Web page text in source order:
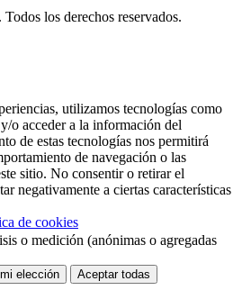
los derechos reservados.
utilizamos tecnologías como
o acceder a la información del
de estas tecnologías nos permitirá
de navegación o las
sitio. No consentir o retirar el
negativamente a ciertas características
de cookies
o medición (anónimas o agregadas
elección Aceptar todas